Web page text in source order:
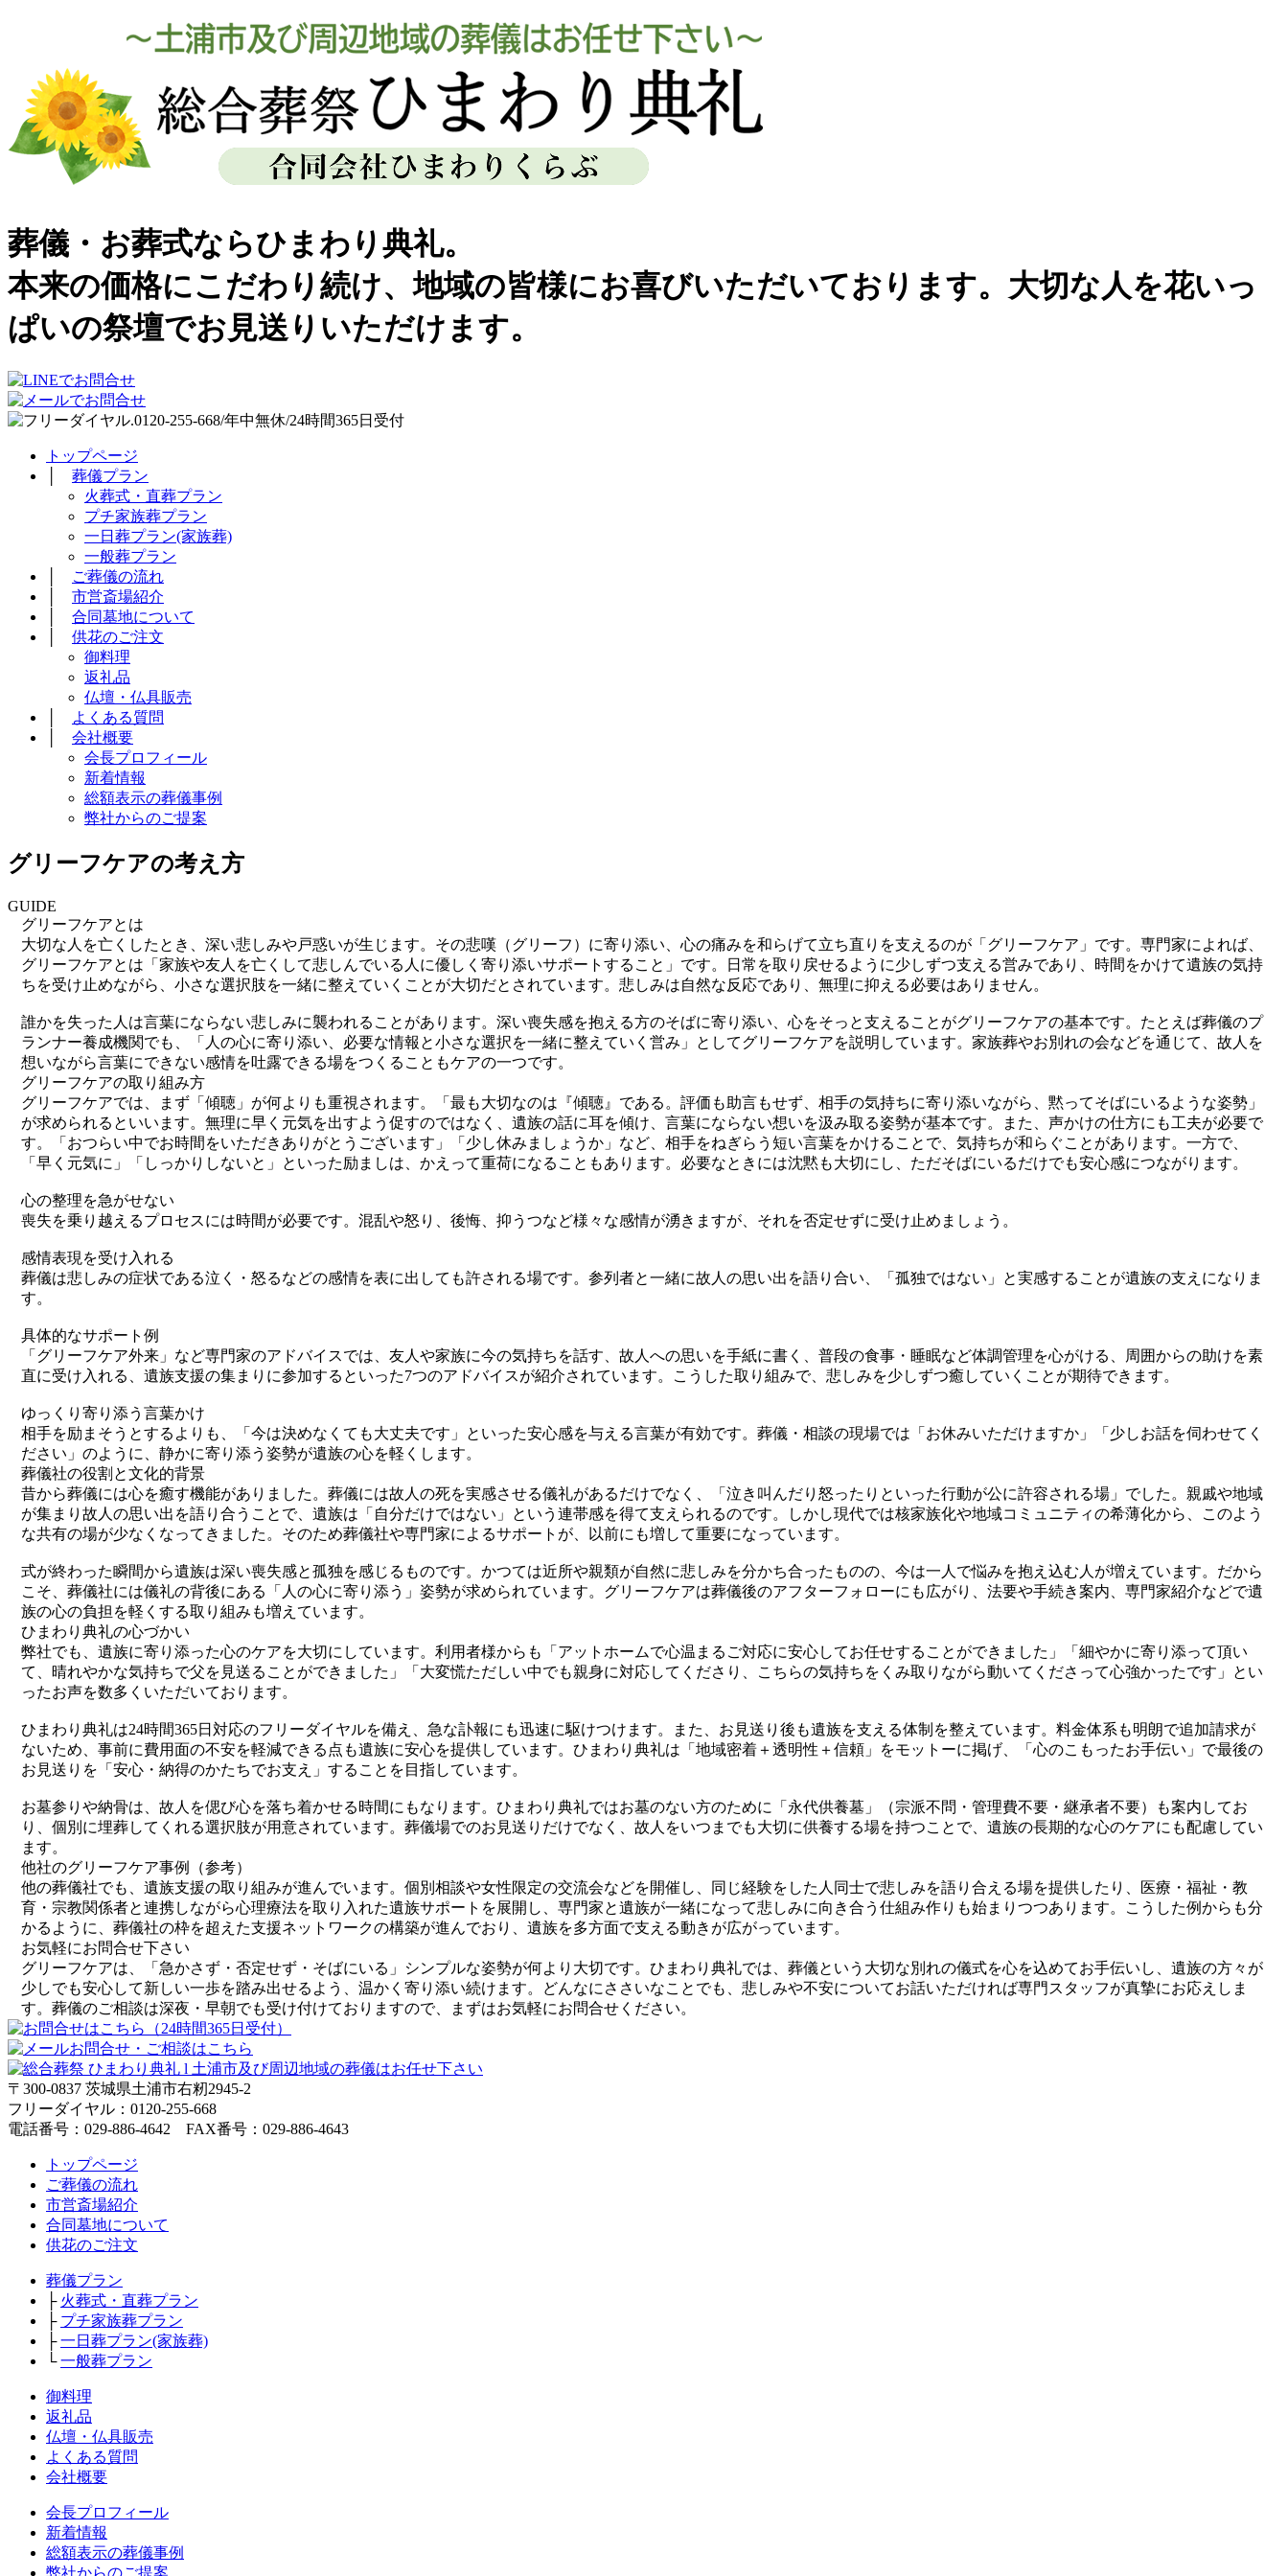
葬儀・お葬式ならひまわり典礼。
本来の価格にこだわり続け、地域の皆様にお喜びいただいております。大切な人を花いっ
ぱいの祭壇でお見送りいただけます。
トップページ
葬儀プラン
火葬式・直葬プラン
プチ家族葬プラン
一日葬プラン(家族葬)
一般葬プラン
ご葬儀の流れ
市営斎場紹介
合同墓地について
供花のご注文
御料理
返礼品
仏壇・仏具販売
よくある質問
会社概要
会長プロフィール
新着情報
総額表示の葬儀事例
弊社からのご提案
グリーフケアの考え方
GUIDE
グリーフケアとは
大切な人を亡くしたとき、深い悲しみや戸惑いが生じます。その悲嘆（グリーフ）に寄り添い、心の痛みを和らげて立ち直りを支えるのが「グリーフケア」です。専門家によれば、
グリーフケアとは「家族や友人を亡くして悲しんでいる人に優しく寄り添いサポートすること」です。日常を取り戻せるように少しずつ支える営みであり、時間をかけて遺族の気持
ちを受け止めながら、小さな選択肢を一緒に整えていくことが大切だとされています。悲しみは自然な反応であり、無理に抑える必要はありません。
誰かを失った人は言葉にならない悲しみに襲われることがあります。深い喪失感を抱える方のそばに寄り添い、心をそっと支えることがグリーフケアの基本です。たとえば葬儀のプ
ランナー養成機関でも、「人の心に寄り添い、必要な情報と小さな選択を一緒に整えていく営み」としてグリーフケアを説明しています。家族葬やお別れの会などを通じて、故人を
想いながら言葉にできない感情を吐露できる場をつくることもケアの一つです。
グリーフケアの取り組み方
グリーフケアでは、まず「傾聴」が何よりも重視されます。「最も大切なのは『傾聴』である。評価も助言もせず、相手の気持ちに寄り添いながら、黙ってそばにいるような姿勢」
が求められるといいます。無理に早く元気を出すよう促すのではなく、遺族の話に耳を傾け、言葉にならない想いを汲み取る姿勢が基本です。また、声かけの仕方にも工夫が必要で
す。「おつらい中でお時間をいただきありがとうございます」「少し休みましょうか」など、相手をねぎらう短い言葉をかけることで、気持ちが和らぐことがあります。一方で、
「早く元気に」「しっかりしないと」といった励ましは、かえって重荷になることもあります。必要なときには沈黙も大切にし、ただそばにいるだけでも安心感につながります。
心の整理を急がせない
喪失を乗り越えるプロセスには時間が必要です。混乱や怒り、後悔、抑うつなど様々な感情が湧きますが、それを否定せずに受け止めましょう。
感情表現を受け入れる
葬儀は悲しみの症状である泣く・怒るなどの感情を表に出しても許される場です。参列者と一緒に故人の思い出を語り合い、「孤独ではない」と実感することが遺族の支えになりま
す。
具体的なサポート例
「グリーフケア外来」など専門家のアドバイスでは、友人や家族に今の気持ちを話す、故人への思いを手紙に書く、普段の食事・睡眠など体調管理を心がける、周囲からの助けを素
直に受け入れる、遺族支援の集まりに参加するといった7つのアドバイスが紹介されています。こうした取り組みで、悲しみを少しずつ癒していくことが期待できます。
ゆっくり寄り添う言葉かけ
相手を励まそうとするよりも、「今は決めなくても大丈夫です」といった安心感を与える言葉が有効です。葬儀・相談の現場では「お休みいただけますか」「少しお話を伺わせてく
ださい」のように、静かに寄り添う姿勢が遺族の心を軽くします。
葬儀社の役割と文化的背景
昔から葬儀には心を癒す機能がありました。葬儀には故人の死を実感させる儀礼があるだけでなく、「泣き叫んだり怒ったりといった行動が公に許容される場」でした。親戚や地域
が集まり故人の思い出を語り合うことで、遺族は「自分だけではない」という連帯感を得て支えられるのです。しかし現代では核家族化や地域コミュニティの希薄化から、このよう
な共有の場が少なくなってきました。そのため葬儀社や専門家によるサポートが、以前にも増して重要になっています。
式が終わった瞬間から遺族は深い喪失感と孤独を感じるものです。かつては近所や親類が自然に悲しみを分かち合ったものの、今は一人で悩みを抱え込む人が増えています。だから
こそ、葬儀社には儀礼の背後にある「人の心に寄り添う」姿勢が求められています。グリーフケアは葬儀後のアフターフォローにも広がり、法要や手続き案内、専門家紹介などで遺
族の心の負担を軽くする取り組みも増えています。
ひまわり典礼の心づかい
弊社でも、遺族に寄り添った心のケアを大切にしています。利用者様からも「アットホームで心温まるご対応に安心してお任せすることができました」「細やかに寄り添って頂い
て、晴れやかな気持ちで父を見送ることができました」「大変慌ただしい中でも親身に対応してくださり、こちらの気持ちをくみ取りながら動いてくださって心強かったです」とい
ったお声を数多くいただいております。
ひまわり典礼は24時間365日対応のフリーダイヤルを備え、急な訃報にも迅速に駆けつけます。また、お見送り後も遺族を支える体制を整えています。料金体系も明朗で追加請求が
ないため、事前に費用面の不安を軽減できる点も遺族に安心を提供しています。ひまわり典礼は「地域密着＋透明性＋信頼」をモットーに掲げ、「心のこもったお手伝い」で最後の
お見送りを「安心・納得のかたちでお支え」することを目指しています。
お墓参りや納骨は、故人を偲び心を落ち着かせる時間にもなります。ひまわり典礼ではお墓のない方のために「永代供養墓」（宗派不問・管理費不要・継承者不要）も案内してお
り、個別に埋葬してくれる選択肢が用意されています。葬儀場でのお見送りだけでなく、故人をいつまでも大切に供養する場を持つことで、遺族の長期的な心のケアにも配慮してい
ます。
他社のグリーフケア事例（参考）
他の葬儀社でも、遺族支援の取り組みが進んでいます。個別相談や女性限定の交流会などを開催し、同じ経験をした人同士で悲しみを語り合える場を提供したり、医療・福祉・教
育・宗教関係者と連携しながら心理療法を取り入れた遺族サポートを展開し、専門家と遺族が一緒になって悲しみに向き合う仕組み作りも始まりつつあります。こうした例からも分
かるように、葬儀社の枠を超えた支援ネットワークの構築が進んでおり、遺族を多方面で支える動きが広がっています。
お気軽にお問合せ下さい
グリーフケアは、「急かさず・否定せず・そばにいる」シンプルな姿勢が何より大切です。ひまわり典礼では、葬儀という大切な別れの儀式を心を込めてお手伝いし、遺族の方々が
少しでも安心して新しい一歩を踏み出せるよう、温かく寄り添い続けます。どんなにささいなことでも、悲しみや不安についてお話いただければ専門スタッフが真摯にお応えしま
す。葬儀のご相談は深夜・早朝でも受け付けておりますので、まずはお気軽にお問合せください。
〒300-0837 茨城県土浦市右籾2945-2
フリーダイヤル：0120-255-668
電話番号：029-886-4642 FAX番号：029-886-4643
トップページ
ご葬儀の流れ
市営斎場紹介
合同墓地について
供花のご注文
葬儀プラン
├ 火葬式・直葬プラン
├ プチ家族葬プラン
├一日葬プラン(家族葬)
└一般葬プラン
御料理
返礼品
仏壇・仏具販売
よくある質問
会社概要
会長プロフィール
新着情報
総額表示の葬儀事例
弊社からのご提案